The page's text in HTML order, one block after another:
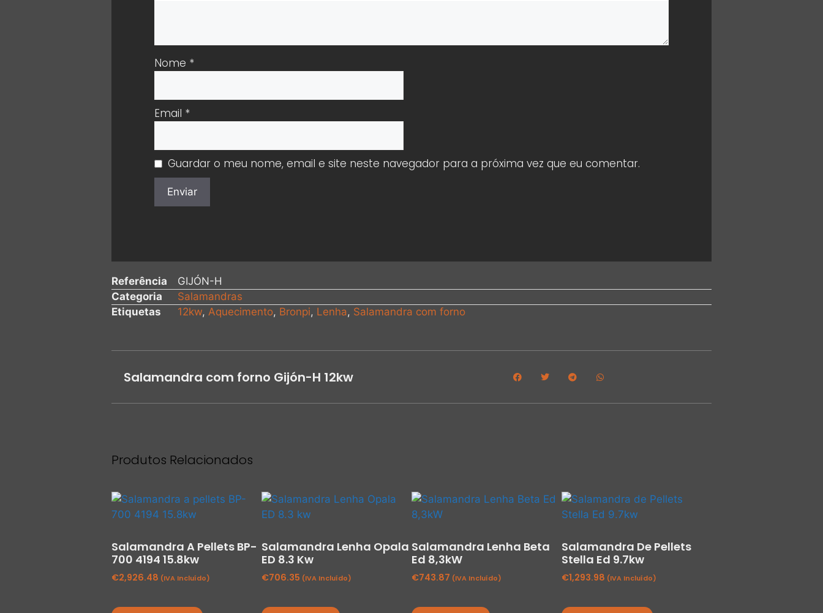
Nome *
Email *
Guardar o meu nome, email e site neste navegador para a próxima vez que eu comentar.
Referência
GIJÓN-H
Categoria
Salamandras
Etiquetas
12kw, Aquecimento, Bronpi, Lenha, Salamandra com forno
Salamandra com forno Gijón-H 12kw
Produtos Relacionados
Salamandra A Pellets BP-
700 4194 15.8kw
€2,926.48 (IVA Incluído)
Salamandra Lenha Opala
ED 8.3 Kw
€706.35 (IVA Incluído)
Salamandra Lenha Beta
Ed 8,3kW
€743.87 (IVA Incluído)
Salamandra De Pellets
Stella Ed 9.7kw
€1,293.98 (IVA Incluído)